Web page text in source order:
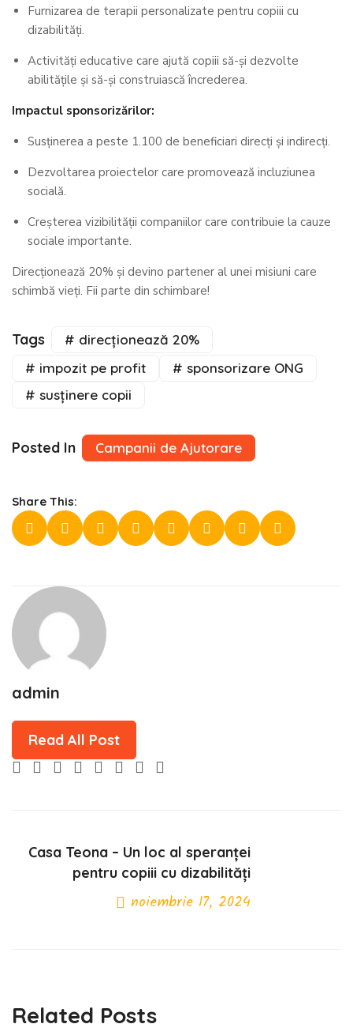
Furnizarea de terapii personalizate pentru copiii cu
dizabilități.
Activități educative care ajută copiii să-și dezvolte
abilitățile și să-și construiască încrederea.
Impactul sponsorizărilor:
Susținerea a peste 1.100 de beneficiari direcți și indirecți.
Dezvoltarea proiectelor care promovează incluziunea
socială.
Creșterea vizibilității companiilor care contribuie la cauze
sociale importante.
Direcționează 20% și devino partener al unei misiuni care
schimbă vieți. Fii parte din schimbare!
Tags
# direcționează 20%
# impozit pe profit
# sponsorizare ONG
# susținere copii
Posted In Campanii de Ajutorare
Share This:
admin
Read All Post
Casa Teona – Un loc al speranței
pentru copiii cu dizabilități
noiembrie 17, 2024
Related Posts